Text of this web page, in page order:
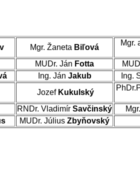
Mgr. Žaneta Biľová
Mgr.
MUDr. Ján Fotta
Ing. Ján Jakub
Ing.
Jozef Kukulský
RNDr. Vladimír Savčinský
MUDr. Július Zbyňovský